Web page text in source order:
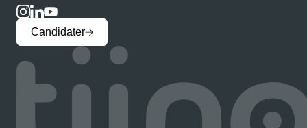
Candidater